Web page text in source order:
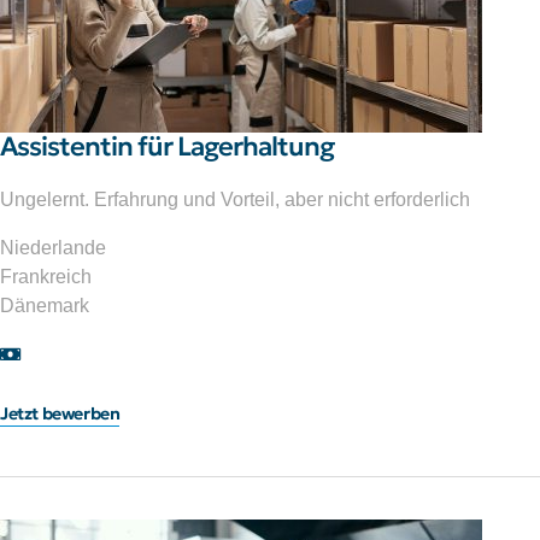
Assistentin für Lagerhaltung
Ungelernt. Erfahrung und Vorteil, aber nicht erforderlich
Niederlande
Frankreich
Dänemark
Jetzt bewerben